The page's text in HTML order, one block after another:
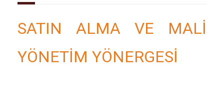
SATIN ALMA VE MALİ
YÖNETİM YÖNERGESİ